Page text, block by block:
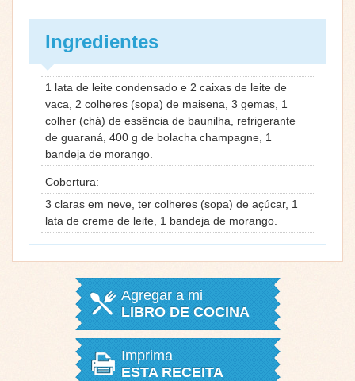
Ingredientes
1 lata de leite condensado e 2 caixas de leite de
vaca, 2 colheres (sopa) de maisena, 3 gemas, 1
colher (chá) de essência de baunilha, refrigerante
de guaraná, 400 g de bolacha champagne, 1
bandeja de morango.
Cobertura:
3 claras em neve, ter colheres (sopa) de açúcar, 1
lata de creme de leite, 1 bandeja de morango.
Agregar a mi
LIBRO DE COCINA
Imprima
ESTA RECEITA